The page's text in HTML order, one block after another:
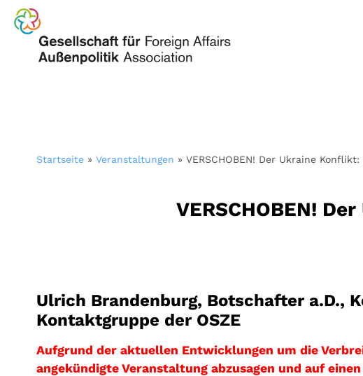
Startseite » Veranstaltungen » VERSCHOBEN! Der Ukraine
VERSCHOBEN!
Ulrich Brandenburg, Botschafter a.D.,
Kontaktgruppe der OSZE
Aufgrund der aktuellen Entwicklungen um die
angekündigte Veranstaltung abzusagen und auf